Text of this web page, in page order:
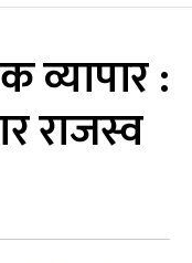
व्यापार :
राजस्व